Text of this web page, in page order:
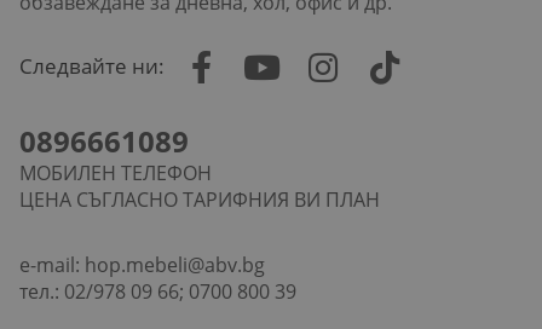
Следвайте ни:
0896661089
МОБИЛЕН ТЕЛЕФОН
ЦЕНА СЪГЛАСНО ТАРИФНИЯ ВИ ПЛАН
e-mail: hop.mebeli@abv.bg
тел.: 02/978 09 66; 0700 800 39